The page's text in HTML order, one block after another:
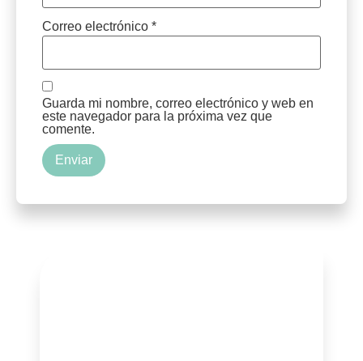
Correo electrónico *
Guarda mi nombre, correo electrónico y web en
este navegador para la próxima vez que
comente.